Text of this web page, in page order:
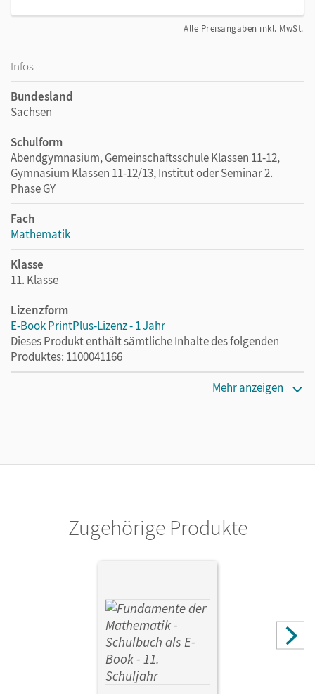
Alle Preisangaben inkl. MwSt.
Infos
Bundesland
Sachsen
Schulform
Abendgymnasium, Gemeinschaftsschule Klassen 11-12,
Gymnasium Klassen 11-12/13, Institut oder Seminar 2.
Phase GY
Fach
Mathematik
Klasse
11. Klasse
Lizenzform
E-Book PrintPlus-Lizenz - 1 Jahr
Dieses Produkt enthält sämtliche Inhalte des folgenden
Produktes: 1100041166
ein Jahr lang ergänzend zum Print-Titel nutzen möchten.
Cornelsen Verlag
Mehr anzeigen
Zugehörige Produkte